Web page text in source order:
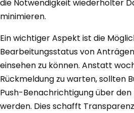
die Notwendigkeit wiederholter
minimieren.
Ein wichtiger Aspekt ist die
Bearbeitungsstatus von
einsehen zu können. Anstatt
Rückmeldung zu warten, sollten
Push-Benachrichtigung über
werden. Dies schafft